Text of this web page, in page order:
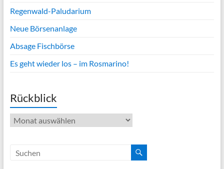
Regenwald-Paludarium
Neue Börsenanlage
Absage Fischbörse
Es geht wieder los – im Rosmarino!
Rückblick
Rückblick